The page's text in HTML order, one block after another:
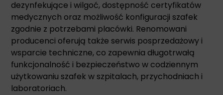
dezynfekujące i wilgoć, dostępność certyfikatów
medycznych oraz możliwość konfiguracji szafek
zgodnie z potrzebami placówki. Renomowani
producenci oferują także serwis posprzedażowy i
wsparcie techniczne, co zapewnia długotrwałą
funkcjonalność i bezpieczeństwo w codziennym
użytkowaniu szafek w szpitalach, przychodniach i
laboratoriach.